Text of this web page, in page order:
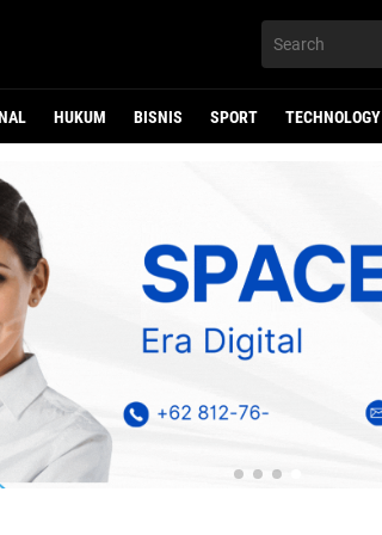
HUKUM BISNIS SPORT TECHNOLOGY